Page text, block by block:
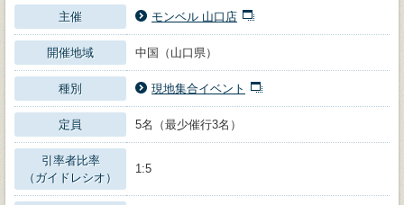
主催 モンベル 山口店
開催地域 中国（山口県）
種別 現地集合イベント
定員 5名（最少催行3名）
引率者比率
（ガイドレシオ）
1:5